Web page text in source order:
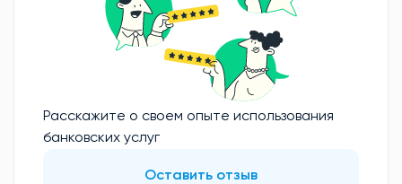
Расскажите о своем опыте использования
банковских услуг
Оставить отзыв